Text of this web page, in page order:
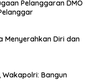
Pelanggaran DMO
Menyerahkan Diri dan
Wakapolri: Bangun